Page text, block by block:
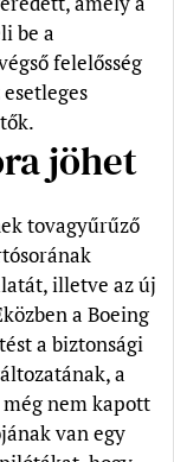
be a
felelősség
jöhet
tovagyűrűző
illetve az új
a Boeing
a biztonsági
a
nem kapott
van egy